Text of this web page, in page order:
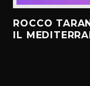
ROCCO
IL